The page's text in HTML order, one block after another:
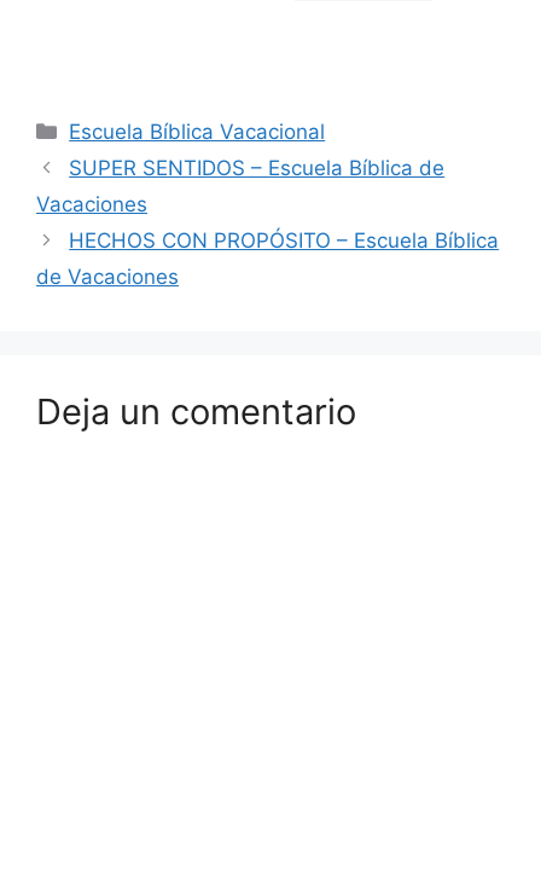
Escuela Bíblica Vacacional
SUPER SENTIDOS – Escuela Bíblica de
Vacaciones
HECHOS CON PROPÓSITO – Escuela Bíblica
de Vacaciones
Deja un comentario